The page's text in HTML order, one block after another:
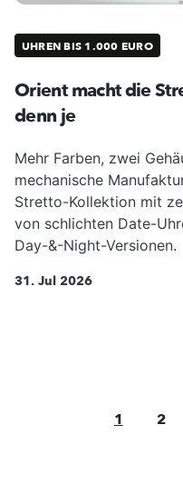
UHREN BIS 1.000 EURO
Orient macht die
denn je
Mehr Farben, zwei
mechanische
Stretto-Kollektion mit
von schlichten Date-
Day-&-Night-Versionen.
31. Jul 2026
1 2